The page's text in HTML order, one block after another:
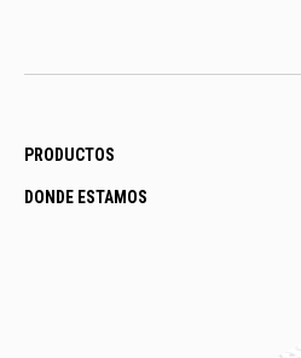
PRODUCTOS
DONDE ESTAMOS